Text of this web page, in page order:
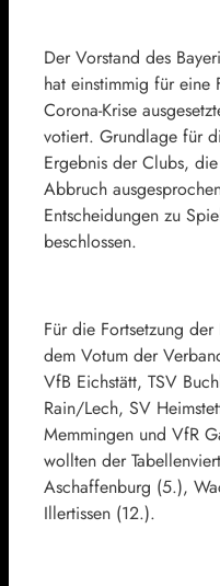
Der Vorstand des
hat einstimmig für eine
Corona-Krise
votiert. Grundlage für
Ergebnis der Clubs,
Abbruch
Entscheidungen zu
beschlossen.
Für die Fortsetzung
dem Votum der
VfB Eichstätt, TSV
Rain/Lech, SV
Memmingen und VfR
wollten der
Aschaffenburg (5.),
Illertissen (12.).